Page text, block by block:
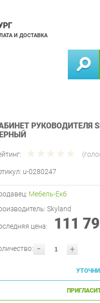
И ДОСТАВКА
РУКОВОДИТЕЛЯ
u-0280247
Мебель-Екб
Skyland
цена: 111
- +